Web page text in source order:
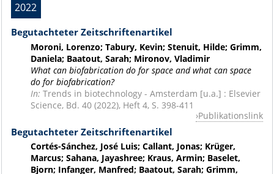
2022
Begutachteter Zeitschriftenartikel
Moroni, Lorenzo; Tabury, Kevin; Stenuit, Hilde; Grimm,
Daniela; Baatout, Sarah; Mironov, Vladimir
What can biofabrication do for space and what can space
do for biofabrication?
In: Trends in biotechnology - Amsterdam [u.a.] : Elsevier
Science, Bd. 40 (2022), Heft 4, S. 398-411
Publikationslink
Begutachteter Zeitschriftenartikel
Cortés-Sánchez, José Luis; Callant, Jonas; Krüger,
Marcus; Sahana, Jayashree; Kraus, Armin; Baselet,
Bjorn; Infanger, Manfred; Baatout, Sarah; Grimm,